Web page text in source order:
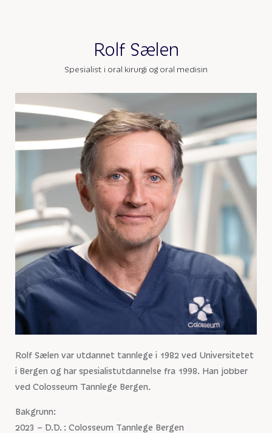
Rolf Sælen
Spesialist i oral kirurgi og oral medisin
Rolf Sælen var utdannet tannlege i 1982 ved Universitetet
i Bergen og har spesialistutdannelse fra 1998. Han jobber
ved Colosseum Tannlege Bergen.
Bakgrunn:
2023 – D.D. : Colosseum Tannlege Bergen